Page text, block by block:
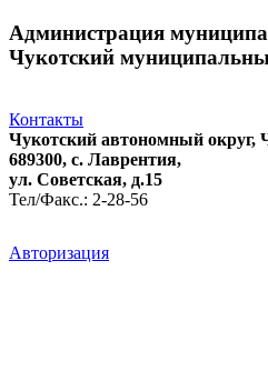
Администрация
Чукотский
Контакты
Чукотский автономный округ,
689300, с. Лаврентия,
ул. Советская, д.15
Тел/Факс.: 2-28-56
Авторизация